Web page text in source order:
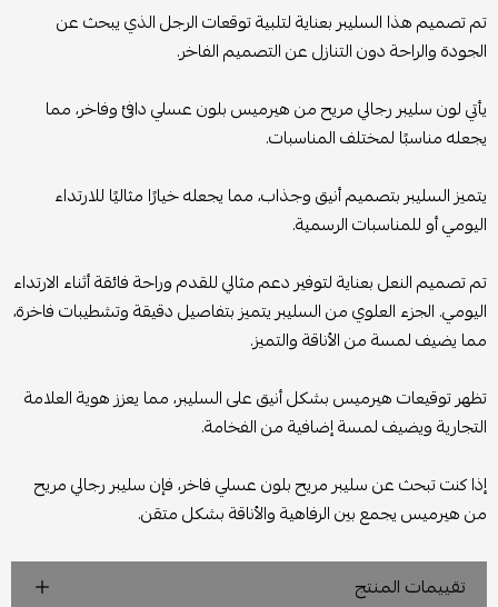
تم تصميم هذا السليبر بعناية لتلبية توقعات الرجل الذي يبحث عن
الجودة والراحة دون التنازل عن التصميم الفاخر.
يأتي لون سليبر رجالي مريح من هيرميس بلون عسلي دافئ وفاخر، مما
يجعله مناسبًا لمختلف المناسبات.
يتميز السليبر بتصميم أنيق وجذاب، مما يجعله خيارًا مثاليًا للارتداء
اليومي أو للمناسبات الرسمية.
تم تصميم النعل بعناية لتوفير دعم مثالي للقدم وراحة فائقة أثناء الارتداء
اليومي. الجزء العلوي من السليبر يتميز بتفاصيل دقيقة وتشطيبات فاخرة،
مما يضيف لمسة من الأناقة والتميز.
تظهر توقيعات هيرميس بشكل أنيق على السليبر، مما يعزز هوية العلامة
التجارية ويضيف لمسة إضافية من الفخامة.
إذا كنت تبحث عن سليبر مريح بلون عسلي فاخر، فإن سليبر رجالي مريح
من هيرميس يجمع بين الرفاهية والأناقة بشكل متقن.
تقييمات المنتج